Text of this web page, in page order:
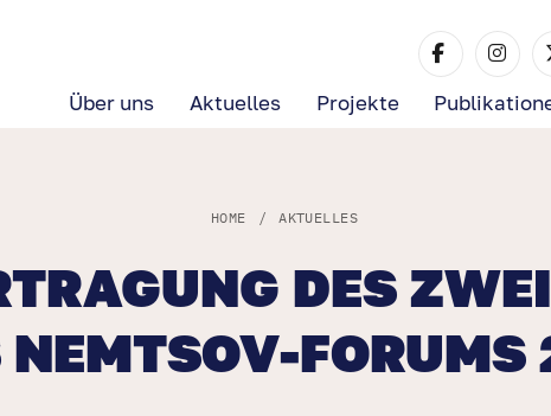
Projekte
Aktuelles
Über uns
HOME / AKTUELLES
DES
NEMTSOV-